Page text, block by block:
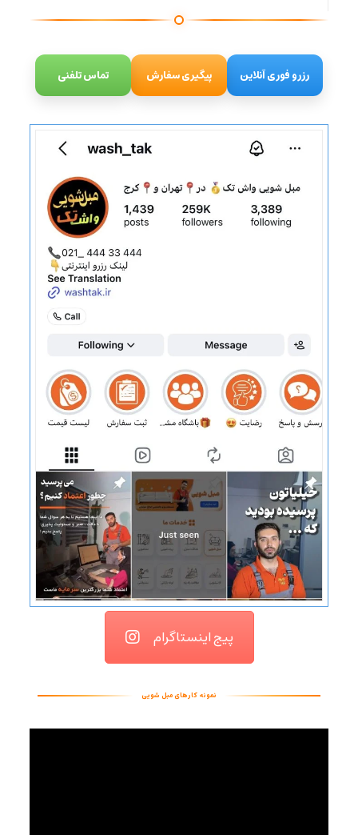
رزرو فوری آنلاین پیگیری سفارش تماس تلفنی
پیج اینستاگرام
نمونه کارهای مبل شویی